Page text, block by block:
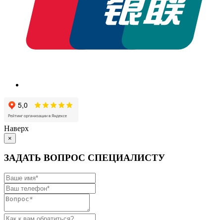
Наверх
×
ЗАДАТЬ ВОПРОС СПЕЦИАЛИСТУ